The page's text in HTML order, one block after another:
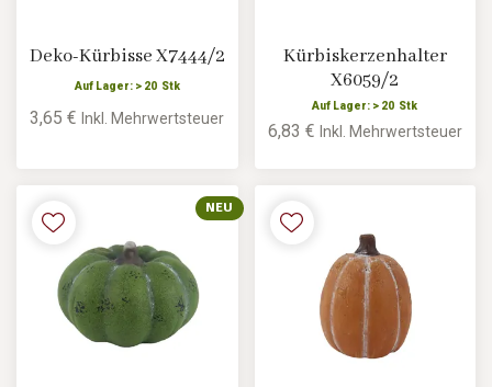
Deko-Kürbisse X7444/2
Auf Lager: > 20 Stk
3,65 €Inkl. Mehrwertsteuer
Kürbiskerzenhalter
X6059/2
Auf Lager: > 20 Stk
6,83 € Inkl. Mehrwertsteuer
NEU